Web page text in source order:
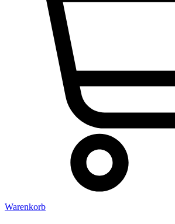
Warenkorb